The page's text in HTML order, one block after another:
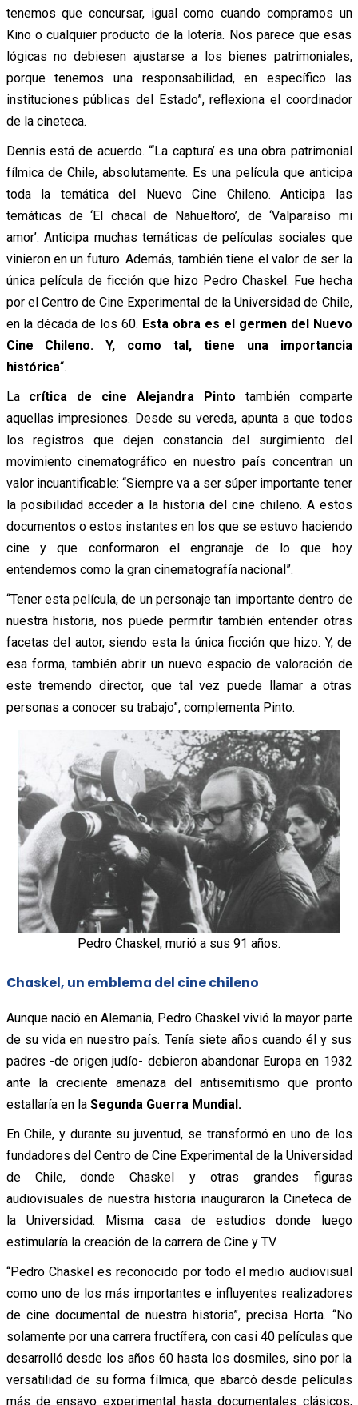
tenemos que concursar, igual como cuando compramos un
Kino o cualquier producto de la lotería. Nos parece que esas
lógicas no debiesen ajustarse a los bienes patrimoniales,
porque tenemos una responsabilidad, en específico las
instituciones públicas del Estado”, reflexiona el coordinador
de la cineteca.
Dennis está de acuerdo. “‘La captura’ es una obra patrimonial
fílmica de Chile, absolutamente. Es una película que anticipa
toda la temática del Nuevo Cine Chileno. Anticipa las
temáticas de ‘El chacal de Nahueltoro’, de ‘Valparaíso mi
amor’. Anticipa muchas temáticas de películas sociales que
vinieron en un futuro. Además, también tiene el valor de ser la
única película de ficción que hizo Pedro Chaskel. Fue hecha
por el Centro de Cine Experimental de la Universidad de Chile,
en la década de los 60. Esta obra es el germen del Nuevo
Cine Chileno. Y, como tal, tiene una importancia
histórica“.
La crítica de cine Alejandra Pinto también comparte
aquellas impresiones. Desde su vereda, apunta a que todos
los registros que dejen constancia del surgimiento del
movimiento cinematográfico en nuestro país concentran un
valor incuantificable: “Siempre va a ser súper importante tener
la posibilidad acceder a la historia del cine chileno. A estos
documentos o estos instantes en los que se estuvo haciendo
cine y que conformaron el engranaje de lo que hoy
entendemos como la gran cinematografía nacional”.
“Tener esta película, de un personaje tan importante dentro de
nuestra historia, nos puede permitir también entender otras
facetas del autor, siendo esta la única ficción que hizo. Y, de
esa forma, también abrir un nuevo espacio de valoración de
este tremendo director, que tal vez puede llamar a otras
personas a conocer su trabajo”, complementa Pinto.
Pedro Chaskel, murió a sus 91 años.
Chaskel, un emblema del cine chileno
Aunque nació en Alemania, Pedro Chaskel vivió la mayor parte
de su vida en nuestro país. Tenía siete años cuando él y sus
padres -de origen judío- debieron abandonar Europa en 1932
ante la creciente amenaza del antisemitismo que pronto
estallaría en la Segunda Guerra Mundial.
En Chile, y durante su juventud, se transformó en uno de los
fundadores del Centro de Cine Experimental de la Universidad
de Chile, donde Chaskel y otras grandes figuras
audiovisuales de nuestra historia inauguraron la Cineteca de
la Universidad. Misma casa de estudios donde luego
estimularía la creación de la carrera de Cine y TV.
“Pedro Chaskel es reconocido por todo el medio audiovisual
como uno de los más importantes e influyentes realizadores
de cine documental de nuestra historia”, precisa Horta. “No
solamente por una carrera fructífera, con casi 40 películas que
desarrolló desde los años 60 hasta los dosmiles, sino por la
versatilidad de su forma fílmica, que abarcó desde películas
más de ensayo experimental hasta documentales clásicos,